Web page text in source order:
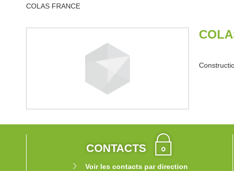
COLAS FRANCE
CONTACTS
Voir les contacts par direction